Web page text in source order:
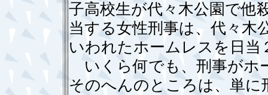
子高校生が代々木公園で他
当する女性刑事は、代々木
いわれたホームレスを日当
いくら何でも、刑事がホ
そのへんのところは、単